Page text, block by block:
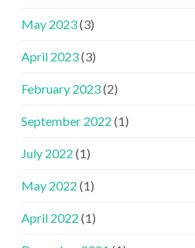
May 2023(3)
April 2023(3)
February 2023(2)
September 2022 (1)
July 2022 (1)
May 2022 (1)
April 2022 (1)